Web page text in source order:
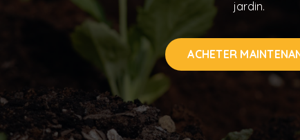
jardin.
ACHETER